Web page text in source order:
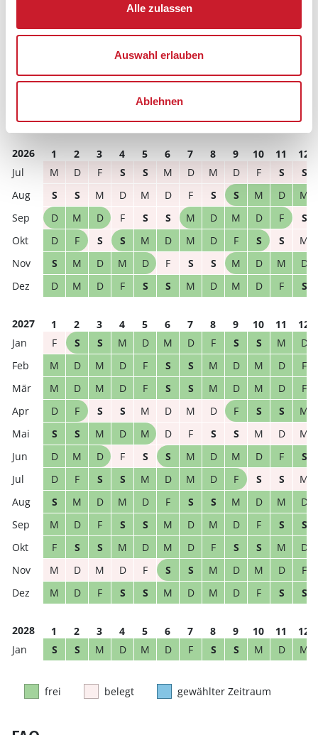
Alle zulassen
Auswahl erlauben
Ablehnen
Reisezeitraumes auch Änderungen bei der
Hausbeschreibung und/oder der Ausstattung ergeben
können.
frei belegt gewählter Zeitraum
2026 1 2 3 4 5 6 7 8 9 10 11
12
M
D F S S M D M D F S
S
S
S M D M D F S S M D
M
D
M D F S S M D M D F
S
D
F S S M D M D F S S
M
S
M D M D F S S M D M
D
D
M D F S S M D M D F S
2027 1 2 3 4 5 6 7 8 9 10 11
12
F
S S M D M D F S S M
D
M
D M D F S S M D M D
F
M
D M D F S S M D M D
F
D
F S S M D M D F S S
M
S
S M D M D F S S M D
M
D
M D F S S M D M D F
S
D
F S S M D M D F S S
M
S
M D M D F S S M D M
D
M
D F S S M D M D F S
S
F
S S M D M D F S S M
D
M
D M D F S S M D M D
F
M
D F S S M D M D F S S
2028 1 2 3 4 5 6 7 8 9 10 11
12
S
S M D M D F S S M D M
frei belegt gewählter Zeitraum